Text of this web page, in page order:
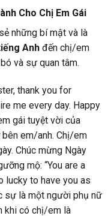
Cho Chị Em Gái
những bí mật và là
Anh đến chị/em
và sự quan tâm.
thank you for
me every day. Happy
gái tuyệt vời của
em/anh. Chị/em
Chúc mừng Ngày
mộ: “You are a
lucky to have you as
sự là một người phụ nữ
khi có chị/em là